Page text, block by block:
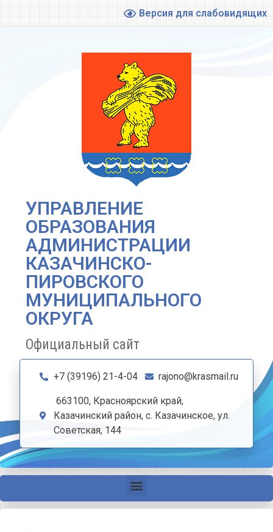
Версия для слабовидящих
УПРАВЛЕНИЕ
ОБРАЗОВАНИЯ
АДМИНИСТРАЦИИ
КАЗАЧИНСКО-
ПИРОВСКОГО
МУНИЦИПАЛЬНОГО
ОКРУГА
Официальный сайт
+7 (39196) 21-4-04 rajono@krasmail.ru
663100, Красноярский край,
Казачинский район, с. Казачинское, ул.
Советская, 144